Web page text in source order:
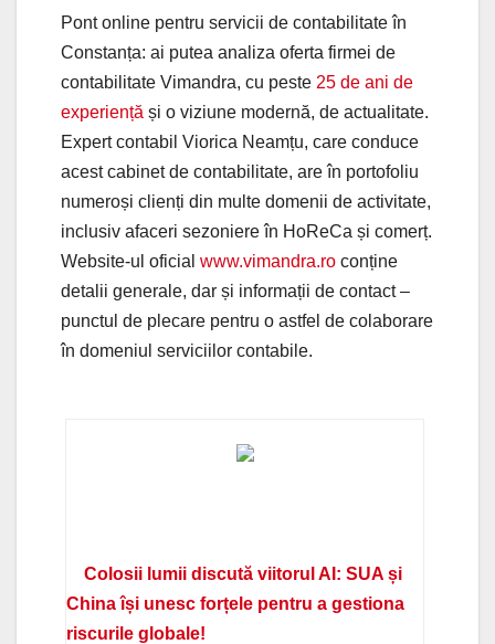
Pont online pentru servicii de contabilitate în
Constanța: ai putea analiza oferta firmei de
contabilitate Vimandra, cu peste 25 de ani de
experiență și o viziune modernă, de actualitate.
Expert contabil Viorica Neamțu, care conduce
acest cabinet de contabilitate, are în portofoliu
numeroși clienți din multe domenii de activitate,
inclusiv afaceri sezoniere în HoReCa și comerț.
Website-ul oficial www.vimandra.ro conține
detalii generale, dar și informații de contact –
punctul de plecare pentru o astfel de colaborare
în domeniul serviciilor contabile.
Colosii lumii discută viitorul AI: SUA și
China își unesc forțele pentru a gestiona
riscurile globale!